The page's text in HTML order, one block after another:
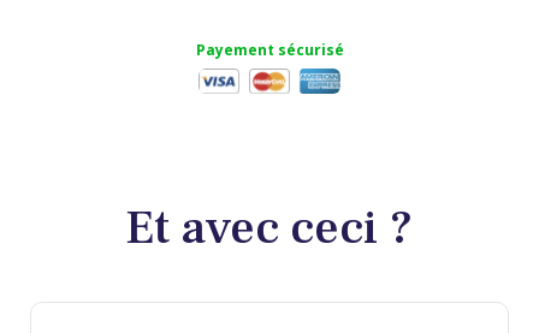
Payement sécurisé
Et avec ceci ?